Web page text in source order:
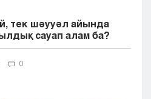
тек шәууәл айында
сауап алам ба?
0